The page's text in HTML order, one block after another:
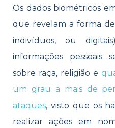
Os dados biométricos
que revelam a forma
indivíduos, ou
informações pessoais
sobre raça, religião e
um grau a mais de
ataques, visto que os
realizar ações em